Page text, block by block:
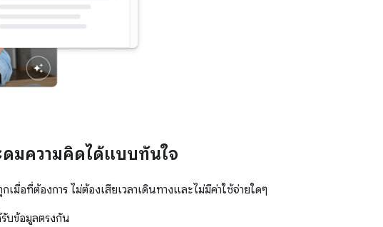
ดมความคิดได้แบบทันใจ
มื่อที่ต้องการ ไม่ต้องเสียเวลาเดินทางและไม่มีค่าใช้จ่ายใดๆ
บข้อมูลตรงกัน